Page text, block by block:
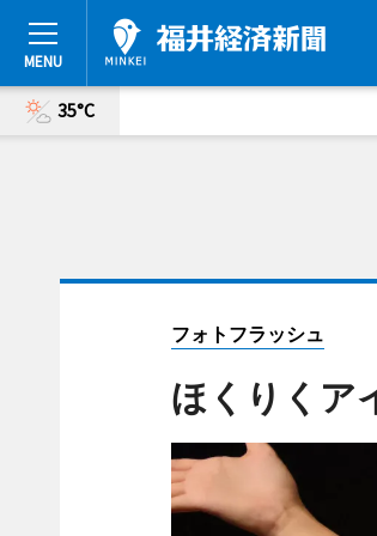
35°C
フォトフラッシュ
ほくりくア